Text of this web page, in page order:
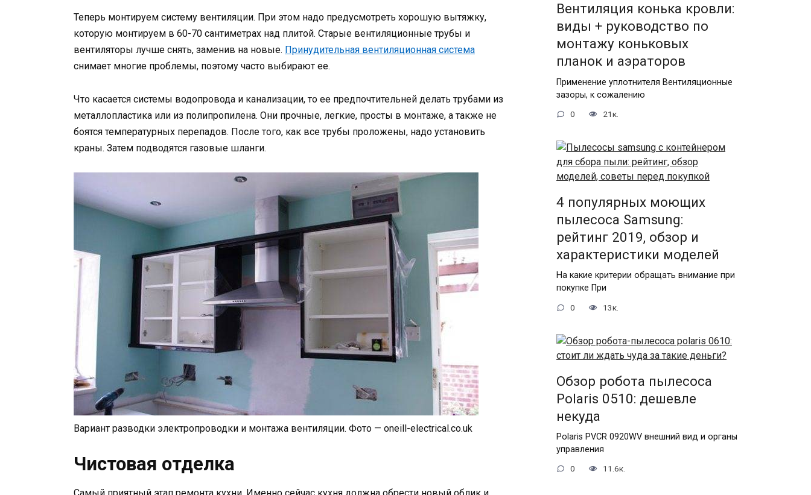
Теперь монтируем систему вентиляции. При этом надо предусмотреть хорошую вытяжку,
которую монтируем в 60-70 сантиметрах над плитой. Старые вентиляционные трубы и
вентиляторы лучше снять, заменив на новые. Принудительная вентиляционная система
снимает многие проблемы, поэтому часто выбирают ее.
Что касается системы водопровода и канализации, то ее предпочтительней делать трубами из
металлопластика или из полипропилена. Они прочные, легкие, просты в монтаже, а также не
боятся температурных перепадов. После того, как все трубы проложены, надо установить
краны. Затем подводятся газовые шланги.
Вариант разводки электропроводки и монтажа вентиляции. Фото — oneill-electrical.co.uk
Чистовая отделка
Вентиляция конька кровли:
виды + руководство по
монтажу коньковых
планок и аэраторов
Применение уплотнителя Вентиляционные
зазоры, к сожалению
0 21к.
4 популярных моющих
пылесоса Samsung:
рейтинг 2019, обзор и
характеристики моделей
На какие критерии обращать внимание при
покупке При
0 13к.
Обзор робота пылесоса
Polaris 0510: дешевле
некуда
Polaris PVCR 0920WV внешний вид и органы
управления
0 11.6к.